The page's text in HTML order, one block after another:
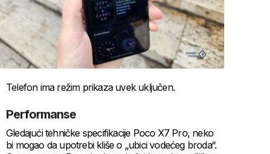
Telefon ima režim prikaza uvek uključen.
Performanse
Gledajući tehničke specifikacije Poco X7 Pro, neko
bi mogao da upotrebi kliše o „ubici vodećeg broda“.